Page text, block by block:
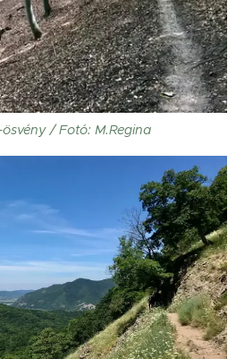
/ Fotó: M.Regina